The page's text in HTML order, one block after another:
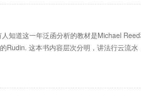
知道这一年泛函分析的教材是Michael
Rudin. 这本书内容层次分明，讲法行云流